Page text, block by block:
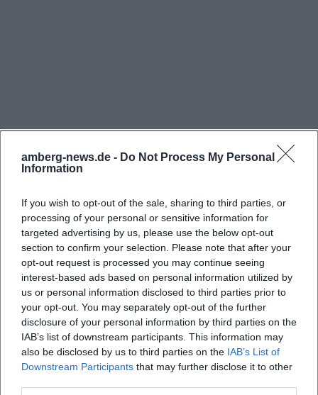
amberg-news.de - Do Not Process My Personal
Information
If you wish to opt-out of the sale, sharing to third parties, or
processing of your personal or sensitive information for
targeted advertising by us, please use the below opt-out
section to confirm your selection. Please note that after your
opt-out request is processed you may continue seeing
interest-based ads based on personal information utilized by
us or personal information disclosed to third parties prior to
your opt-out. You may separately opt-out of the further
disclosure of your personal information by third parties on the
IAB’s list of downstream participants. This information may
also be disclosed by us to third parties on the IAB’s List of
Downstream Participants that may further disclose it to other
hilfreich ist, dass die Website die Lage klar als
Ausgangspunkt für den Besuch benennt und den
Bezug zwischen Verein, Museum und Gelände
nicht nur eine Postadresse ist, sondern ein
gewachsenes Areal mit mehreren Funktionen:
Vereinsheim, Restaurierungsort, Ausstellungsfläche
und künftiges Museum. ([amberger-kaolinbahn.de]
(https://amberger-kaolinbahn.de/anfahrt/))
Für Besucher bedeutet das: Die Amberger
Kaolinbahn ist kein klassisches Theater- oder
Konzerthaus mit festem Saalplan, sondern ein
historischer Ort, an dem sich der Zugang je nach
Häufig gestellte Fragen
Wo befindet sich die Amberger Kaolinbahn e.V.?
Gibt es schon feste Öffnungszeiten und
Eintrittspreise für das OIL-M?
Was ist das Besondere am Lokschuppen der
Amberger Kaolinbahn?